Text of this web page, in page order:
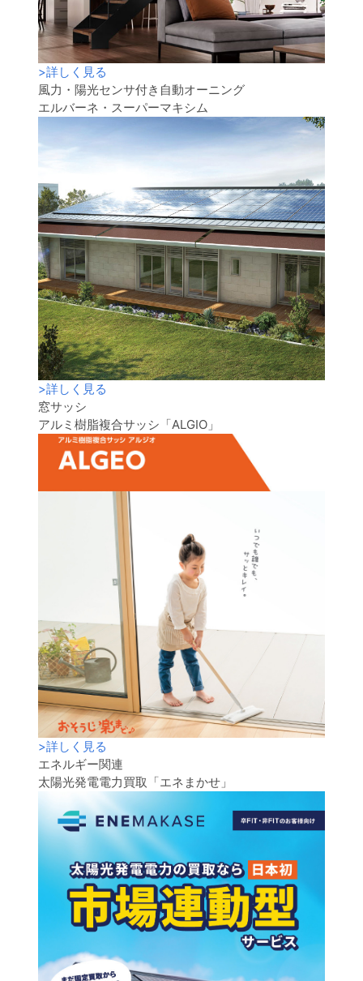
>詳しく見る
風力・陽光センサ付き自動オーニング
エルバーネ・スーパーマキシム
>詳しく見る
窓サッシ
アルミ樹脂複合サッシ「ALGIO」
>詳しく見る
エネルギー関連
太陽光発電電力買取「エネまかせ」